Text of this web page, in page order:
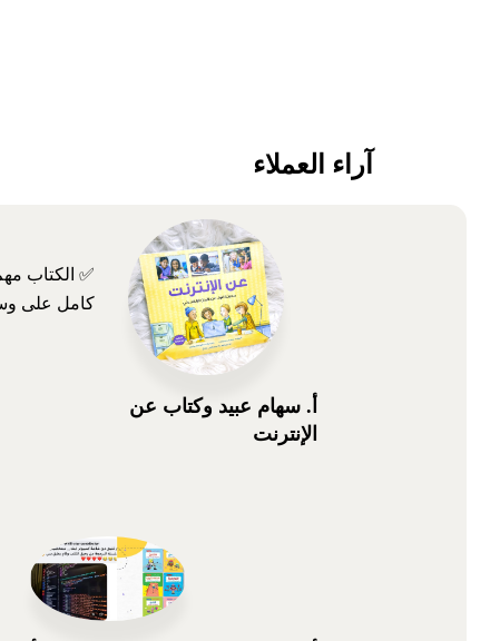
آراء العملاء
أ. سهام عبيد وكتاب عن
الإنترنت
✅ الكتاب
كامل على